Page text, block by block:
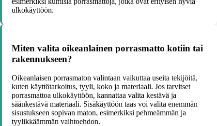
ulkokäyttöön.
Miten valita oikeanlainen porrasmatto kotiin tai
rakennukseen?
Oikeanlaisen porrasmaton valintaan vaikuttaa useita tekijöitä,
kuten käyttötarkoitus, tyyli, koko ja materiaali. Jos tarvitset
porrasmattoa ulkokäyttöön, kannattaa valita kestävä ja
säänkestävä materiaali. Sisäkäyttöön taas voi valita enemmän
sisustukseen sopivan maton, esimerkiksi pehmeämmän ja
tyylikkäämmän vaihtoehdon.